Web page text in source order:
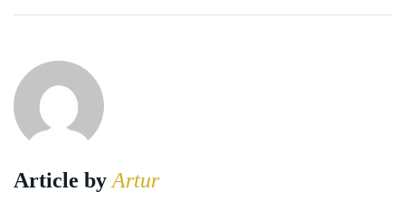
Article byArtur